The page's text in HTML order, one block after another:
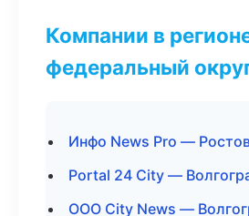
Компании в
федеральный
Инфо News Pro —
Portal 24 City —
ООО City News —